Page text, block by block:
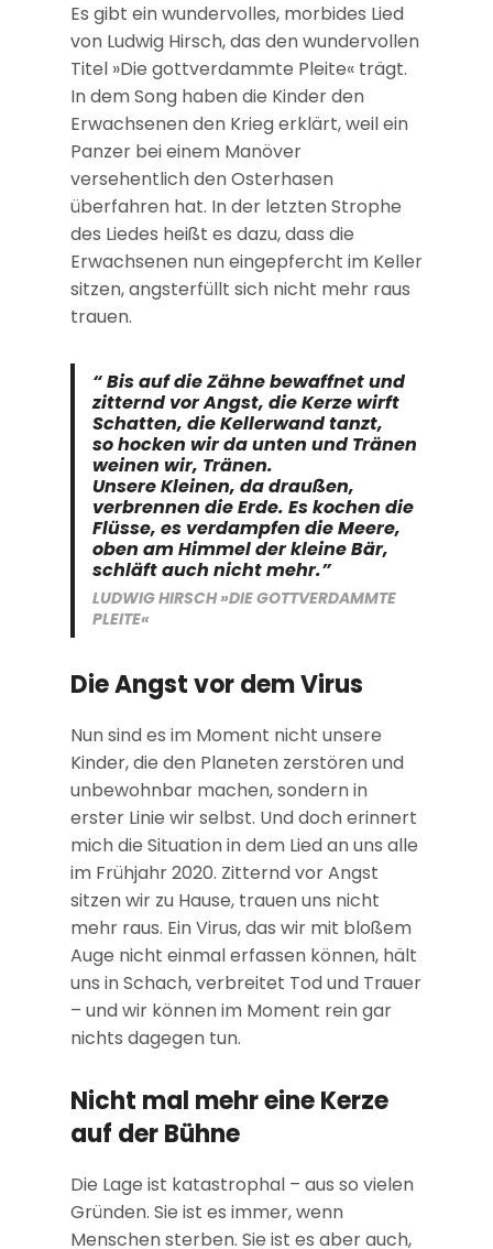
Es gibt ein wundervolles, morbides Lied
von Ludwig Hirsch, das den wundervollen
Titel »Die gottverdammte Pleite« trägt.
In dem Song haben die Kinder den
Erwachsenen den Krieg erklärt, weil ein
Panzer bei einem Manöver
versehentlich den Osterhasen
überfahren hat. In der letzten Strophe
des Liedes heißt es dazu, dass die
Erwachsenen nun eingepfercht im Keller
sitzen, angsterfüllt sich nicht mehr raus
trauen.
“ Bis auf die Zähne bewaffnet und
zitternd vor Angst, die Kerze wirft
Schatten, die Kellerwand tanzt,
so hocken wir da unten und Tränen
weinen wir, Tränen.
Unsere Kleinen, da draußen,
verbrennen die Erde. Es kochen die
Flüsse, es verdampfen die Meere,
oben am Himmel der kleine Bär,
schläft auch nicht mehr.”
LUDWIG HIRSCH »DIE GOTTVERDAMMTE
PLEITE«
Die Angst vor dem Virus
Nun sind es im Moment nicht unsere
Kinder, die den Planeten zerstören und
unbewohnbar machen, sondern in
erster Linie wir selbst. Und doch erinnert
mich die Situation in dem Lied an uns alle
im Frühjahr 2020. Zitternd vor Angst
sitzen wir zu Hause, trauen uns nicht
mehr raus. Ein Virus, das wir mit bloßem
Auge nicht einmal erfassen können, hält
uns in Schach, verbreitet Tod und Trauer
– und wir können im Moment rein gar
nichts dagegen tun.
Nicht mal mehr eine Kerze
auf der Bühne
Die Lage ist katastrophal – aus so vielen
Gründen. Sie ist es immer, wenn
Menschen sterben. Sie ist es aber auch,